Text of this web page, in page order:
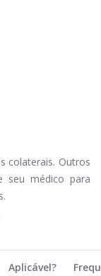
colaterais. Outros
seu médico para
Aplicável?